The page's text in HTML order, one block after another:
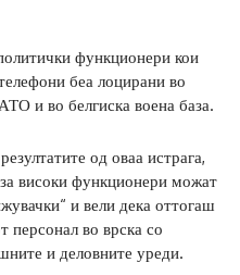
функционери кои
беа лоцирани во
и во белгиска воена база.
од оваа истрага,
високи функционери можат
и вели дека оттогаш
персонал во врска со
и деловните уреди.